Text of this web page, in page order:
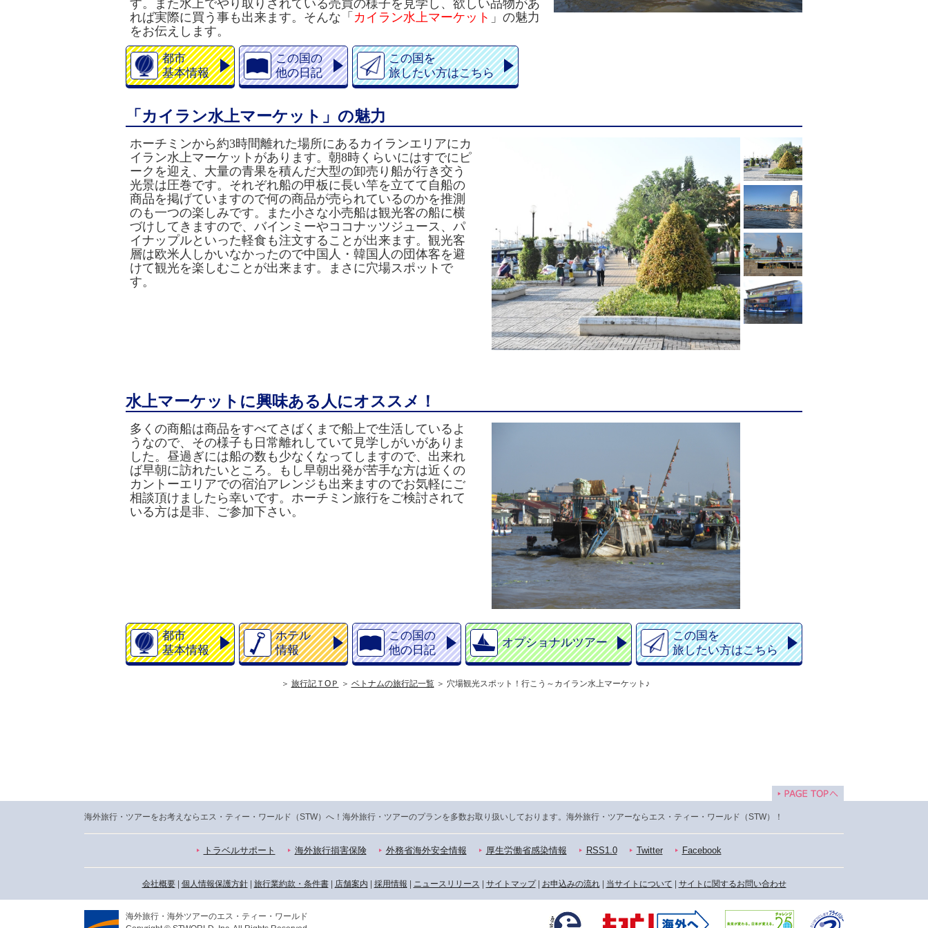
す。また水上でやり取りされている売買の様子を見学し、欲しい品物があ
れば実際に買う事も出来ます。そんな 「 カイラン水上マーケット 」の魅力
をお伝えします。
都市
基本情報
この国の
他の日記
この国を
旅したい方はこちら
「カイラン水上マーケット」の魅力
ホーチミンから約3時間離れた場所にある カイランエリアにカ
イラン水上マーケットがあります。 朝8時くらいにはすでにピ
ークを迎え、大量の青果を積んだ大型の卸売り船が行き交う
光景は圧巻です。それぞれ船の甲板に長い竿を立てて自船の
商品を掲げていますので何の商品が売られているのかを推測
のも一つの楽しみです。また小さな小売船は観光客の船に横
づけしてきますので、バインミーやココナッツジュース、パ
イナップルといった軽食も注文することが出来ます。観光客
層は欧米人しかいなかったので中国人・韓国人の団体客を避
けて観光を楽しむことが出来ます。まさに穴場スポットで
す。
水上マーケットに興味ある人にオススメ！
多くの商船は商品をすべてさばくまで船上で生活しているよ
うなので、その様子も日常離れしていて見学しがいがありま
した。昼過ぎには船の数も少なくなってしますので、出来れ
ば早朝に訪れたいところ。もし早朝出発が苦手な方は近くの
カントーエリアでの宿泊アレンジも出来ますのでお気軽にご
相談頂けましたら幸いです。ホーチミン旅行をご検討されて
いる方は是非、ご参加下さい。
都市
基本情報
ホテル
情報
この国の
他の日記
オプショナルツアー
この国を
旅したい方はこちら
旅行記ＴOＰ ベトナムの旅行記一覧 穴場観光スポット！行こう～カイラン水上マーケット♪
海外旅行・ツアーをお考えならエス・ティー・ワールド（STW）へ！海外旅行・ツアーのプランを多数お取り扱いしております。海外旅行・ツアーならエス・ティー・ワールド（STW）！
トラベルサポート 海外旅行損害保険 外務省海外安全情報 厚生労働省感染情報 RSS1.0 Twitter Facebook
会社概要| 個人情報保護方針| 旅行業約款・条件書| 店舗案内 採用情報 ニュースリリース サイトマップ| お申込みの流れ| 当サイトについて サイトに関するお問い合わせ
海外旅行・海外ツアーのエス・ティー・ワールド